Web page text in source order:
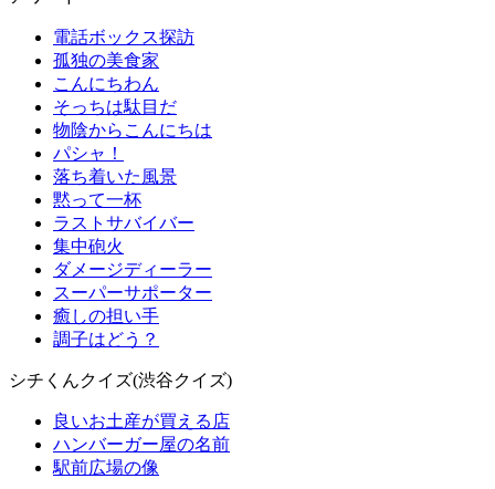
電話ボックス探訪
孤独の美食家
こんにちわん
そっちは駄目だ
物陰からこんにちは
パシャ！
落ち着いた風景
黙って一杯
ラストサバイバー
集中砲火
ダメージディーラー
スーパーサポーター
癒しの担い手
調子はどう？
シチくんクイズ(渋谷クイズ)
良いお土産が買える店
ハンバーガー屋の名前
駅前広場の像